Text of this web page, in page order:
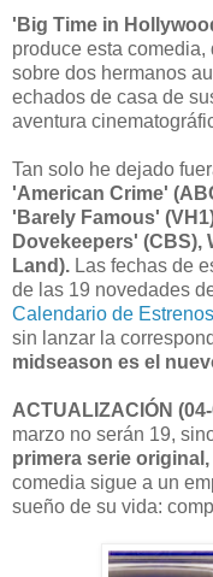
'Big Time in
produce esta comedia,
sobre dos hermanos
echados de casa de
aventura
Tan solo he dejado
'American Crime'
'Barely Famous'
Dovekeepers' (CBS),
Land). Las fechas de
de las 19 novedades
Calendario de
sin lanzar la
midseason es el
ACTUALIZACIÓN
marzo no serán 19,
primera serie
comedia sigue a un
sueño de su vida: